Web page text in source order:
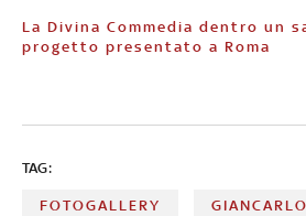
La Divina Commedia dentro un satellite: il
progetto presentato a Roma
TAG:
FOTOGALLERY